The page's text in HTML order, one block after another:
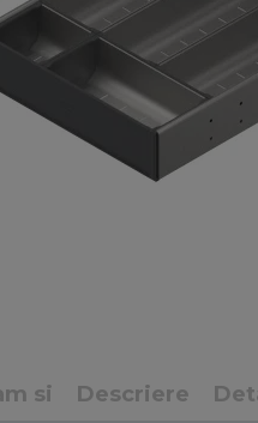
si Descriere